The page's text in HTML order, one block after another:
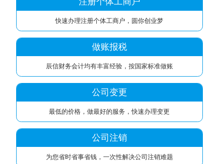
快速办理注册个体工商户，圆你创业梦
做账报税
辰信财务会计均有丰富经验，按国家标准做账
公司变更
最低的价格，做最好的服务，快速办理变更
公司注销
为您省时省事省钱，一次性解决公司注销难题